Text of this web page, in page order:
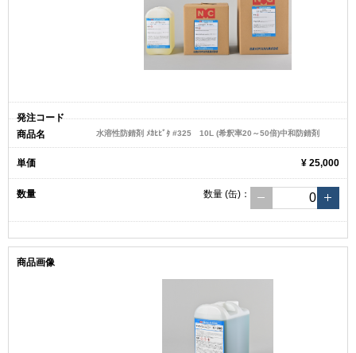
水溶性防錆剤 ﾒｶﾋﾋﾞﾀ #325 10L (希釈率20～50倍)中和防錆剤
¥ 25,000
数量 (缶) ：